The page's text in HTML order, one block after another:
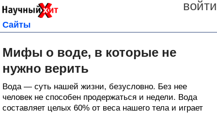
войти
Сайты
Мифы о воде, в которые не
нужно верить
Вода — суть нашей жизни, безусловно. Без нее
человек не способен продержаться и недели. Вода
составляет целых 60% от веса нашего тела и играет